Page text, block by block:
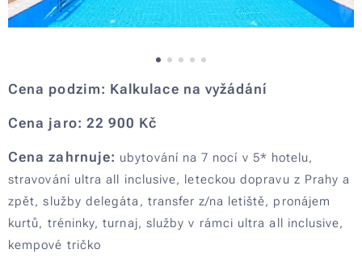
Cena podzim: Kalkulace na vyžádání
Cena jaro: 22 900 Kč
Cena zahrnuje: ubytování na 7 nocí v 5* hotelu,
stravování ultra all inclusive, leteckou dopravu z Prahy a
zpět, služby delegáta, transfer z/na letiště, pronájem
kurtů, tréninky, turnaj, služby v rámci ultra all inclusive,
kempové tričko